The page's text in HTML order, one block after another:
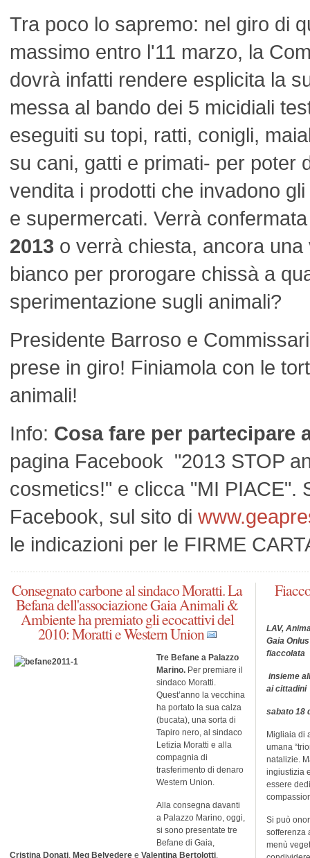
Tra poco lo sapremo: nel giro di
massimo entro l'11 marzo, la
dovrà infatti rendere esplicita la
messa al bando dei 5 micidiali
eseguiti su topi, ratti, conigli,
su cani, gatti e primati- per poter
vendita i prodotti che invadono
e supermercati. Verrà
2013 o verrà chiesta, ancora
bianco per prorogare chissà a
sperimentazione sugli animali?
Presidente Barroso e
prese in giro! Finiamola con le
animali!
Info: Cosa fare per partecipare
pagina Facebook "2013 STOP
cosmetics!" e clicca "MI PIACE".
Facebook, sul sito di
le indicazioni per le FIRME
Consegnato carbone al sindaco Moratti. La
Befana dell'associazione Gaia Animali &
Ambiente ha premiato gli ecocattivi del
2010: Moratti e Western Union
Tre Befane a Palazzo
Marino. Per premiare il
sindaco Moratti.
Quest’anno la vecchina
ha portato la sua calza
(bucata), una sorta di
Tapiro nero, al sindaco
Letizia Moratti e alla
compagnia di
trasferimento di denaro
Western Union.
Alla consegna davanti
a Palazzo Marino, oggi,
si sono presentate tre
Befane di Gaia,
Cristina Donati, Meg Belvedere e Valentina Bertolotti,
LAV,
Gaia
fiaccolata
insieme
ai cittadini
sabato 18
Migliaia di
umana
natalizie.
ingiustizia
essere
Si può
sofferenza
menù